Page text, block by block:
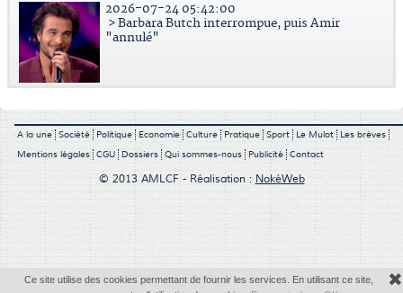
2026-07-24 05:42:00
> Barbara Butch interrompue, puis Amir
"annulé"
A la une Société Politique Economie Culture Pratique Sport Le Mulot
Les brèves
Mentions légales CGU Dossiers Qui sommes-nous Publicité Contact
© 2013 AMLCF - Réalisation : NokéWeb
✖
Ce site utilise des cookies permettant de fournir les services. En utilisant ce site,